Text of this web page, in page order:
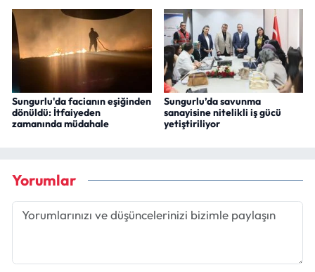
Sungurlu'da facianın eşiğinden
dönüldü: İtfaiyeden
zamanında müdahale
Sungurlu’da savunma
sanayisine nitelikli iş gücü
yetiştiriliyor
Yorumlar